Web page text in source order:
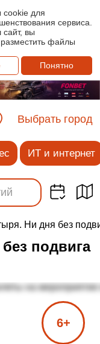
cookie для
сервиса.
вы
файлы
Понятно
Выбрать город
ИТ и интернет
Ни дня без
подвига
6+